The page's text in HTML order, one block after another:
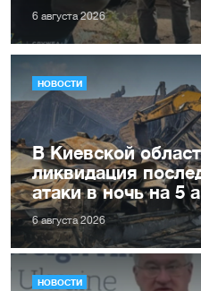
6 августа 2026
НОВОСТИ
В Киевской
ликвидация
атаки в ночь на 5
6 августа 2026
НОВОСТИ